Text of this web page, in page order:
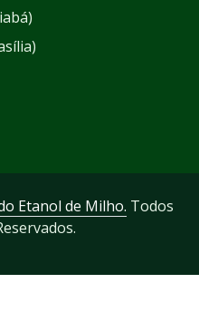
Etanol de Milho. Todos